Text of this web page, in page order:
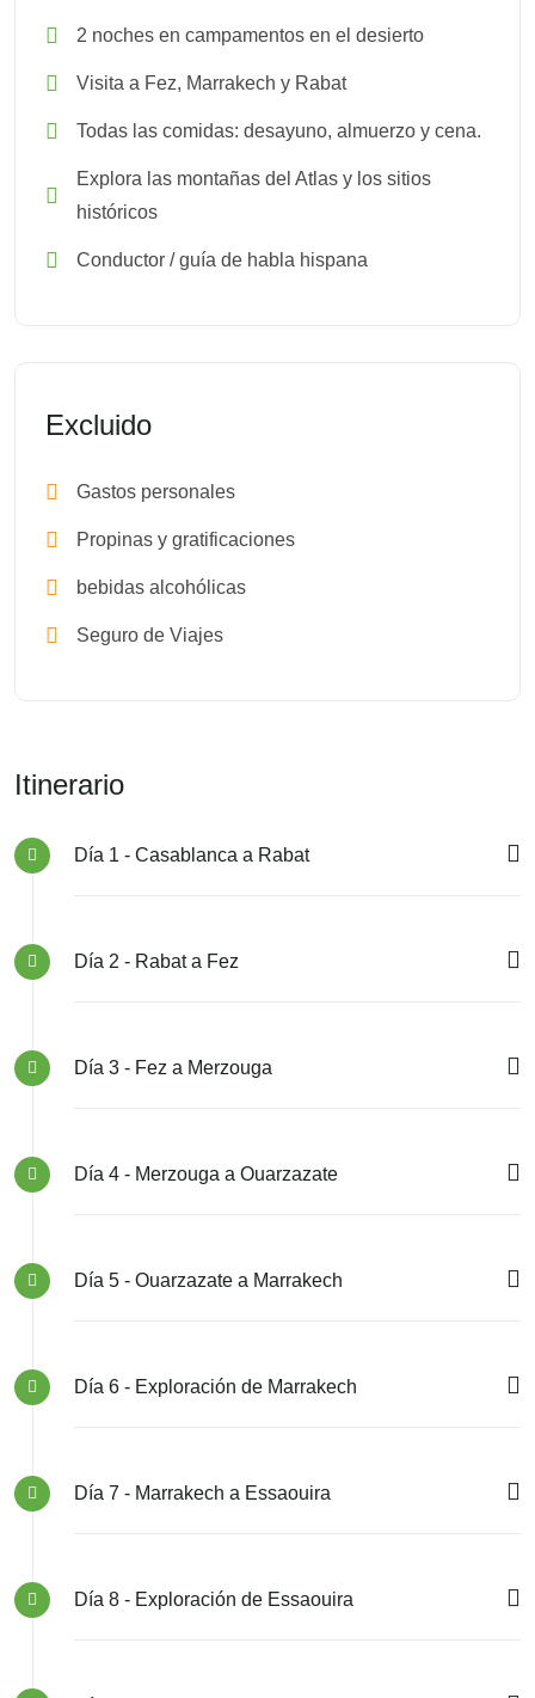
2 noches en campamentos en el desierto
Visita a Fez, Marrakech y Rabat
Todas las comidas: desayuno, almuerzo y cena.
Explora las montañas del Atlas y los sitios
históricos
Conductor / guía de habla hispana
Excluido
Gastos personales
Propinas y gratificaciones
bebidas alcohólicas
Seguro de Viajes
Itinerario
Día 1 - Casablanca a Rabat
Día 2 - Rabat a Fez
Día 3 - Fez a Merzouga
Día 4 - Merzouga a Ouarzazate
Día 5 - Ouarzazate a Marrakech
Día 6 - Exploración de Marrakech
Día 7 - Marrakech a Essaouira
Día 8 - Exploración de Essaouira